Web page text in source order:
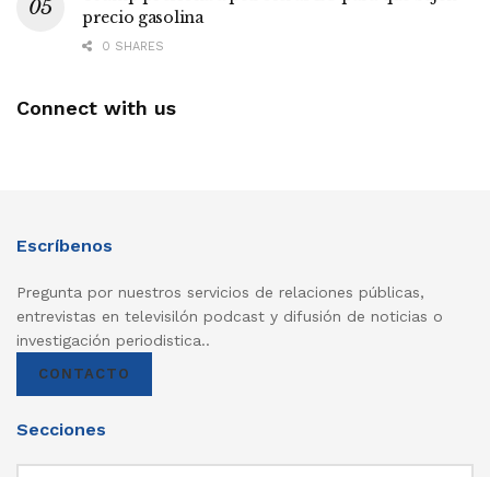
precio gasolina
0 SHARES
Connect with us
Escríbenos
Pregunta por nuestros servicios de relaciones públicas,
entrevistas en televisilón podcast y difusión de noticias o
investigación periodistica..
CONTACTO
Secciones